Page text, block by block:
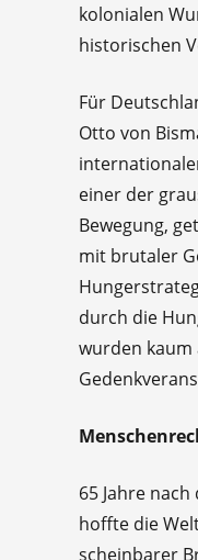
kolonialen
historischen
Für
Otto von
einer der
Bewegung,
mit brutaler
durch die
wurden
65 Jahre
hoffte die
scheinbarer